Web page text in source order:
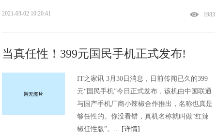
1983
2021-03-02 10:20:41
当真任性！399元国民手机正式发布!
IT之家讯 3月30日消息，日前传闻已久的399
元“国民手机”今日正式发布，该机由中国联通
与国产手机厂商小辣椒合作推出，名称也真是
够任性的。你没看错，真机名称就叫做“红辣
椒任性版”。... [详情]